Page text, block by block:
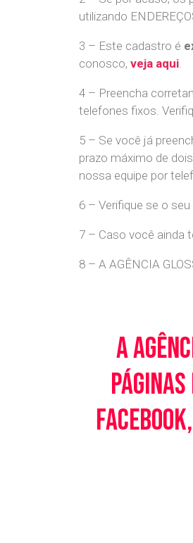
utilizando
3 – Este cadastro é
conosco, veja aqui.
4 – Preencha
telefones fixos.
5 – Se você já
prazo máximo de
nossa equipe por
6 – Verifique se o
7 – Caso você ainda
8 – A AGÊNCIA
A